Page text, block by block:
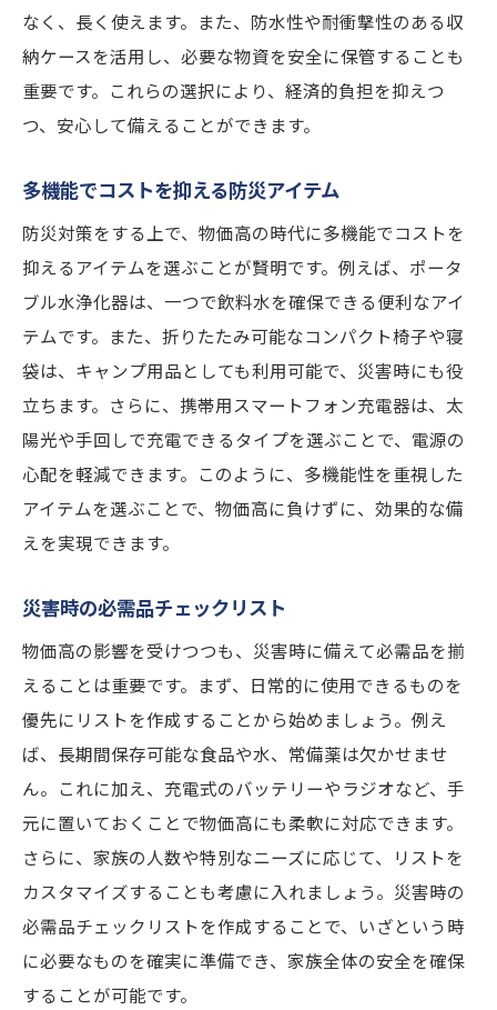
なく、長く使えます。また、防水性や耐衝撃性のある収
納ケースを活用し、必要な物資を安全に保管することも
重要です。これらの選択により、経済的負担を抑えつ
つ、安心して備えることができます。
多機能でコストを抑える防災アイテム
防災対策をする上で、物価高の時代に多機能でコストを
抑えるアイテムを選ぶことが賢明です。例えば、ポータ
ブル水浄化器は、一つで飲料水を確保できる便利なアイ
テムです。また、折りたたみ可能なコンパクト椅子や寝
袋は、キャンプ用品としても利用可能で、災害時にも役
立ちます。さらに、携帯用スマートフォン充電器は、太
陽光や手回しで充電できるタイプを選ぶことで、電源の
心配を軽減できます。このように、多機能性を重視した
アイテムを選ぶことで、物価高に負けずに、効果的な備
えを実現できます。
災害時の必需品チェックリスト
物価高の影響を受けつつも、災害時に備えて必需品を揃
えることは重要です。まず、日常的に使用できるものを
優先にリストを作成することから始めましょう。例え
ば、長期間保存可能な食品や水、常備薬は欠かせませ
ん。これに加え、充電式のバッテリーやラジオなど、手
元に置いておくことで物価高にも柔軟に対応できます。
さらに、家族の人数や特別なニーズに応じて、リストを
カスタマイズすることも考慮に入れましょう。災害時の
必需品チェックリストを作成することで、いざという時
に必要なものを確実に準備でき、家族全体の安全を確保
することが可能です。